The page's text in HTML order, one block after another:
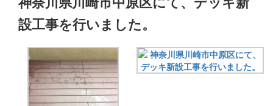
設工事を行いました。